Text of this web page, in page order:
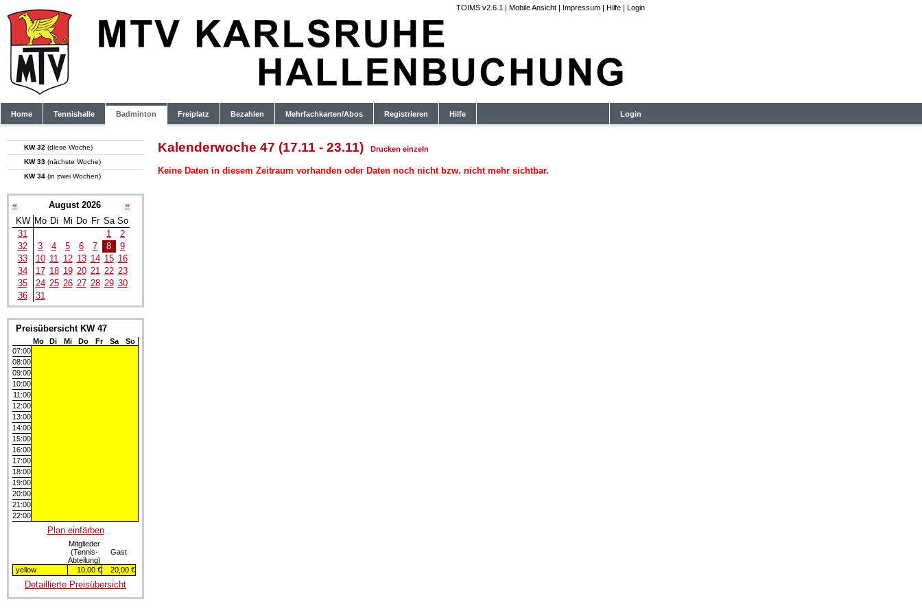
TOIMS v2.6.1 | Mobile Ansicht | Impressum | Hilfe | Login
Home Tennishalle Badminton Freiplatz Bezahlen Mehrfachkarten/Abos Registrieren Hilfe Login
KW 32 (diese Woche)
KW 33 (nächste Woche)
KW 34 (in zwei Wochen)
« August 2026
»
KW Mo Di Mi Do Fr Sa So
31
1
2
32
3 4 5 6 7 8
9
33
10 11 12 13 14 15 16
34
17 18 19 20 21 22 23
35
24 25 26 27 28 29 30
36
31
Preisübersicht KW 47
Mo Di Mi Do Fr Sa
So
07:00
08:00
09:00
10:00
11:00
12:00
13:00
14:00
15:00
16:00
17:00
18:00
19:00
20:00
21:00
22:00
Plan einfärben
Mitglieder
(Tennis-
Abteilung)
Gast
yellow 10,00 € 20,00 €
Detaillierte Preisübersicht
Kalenderwoche 47 (17.11 - 23.11) Drucken einzeln
Keine Daten in diesem Zeitraum vorhanden oder Daten noch nicht bzw. nicht mehr sichtbar.